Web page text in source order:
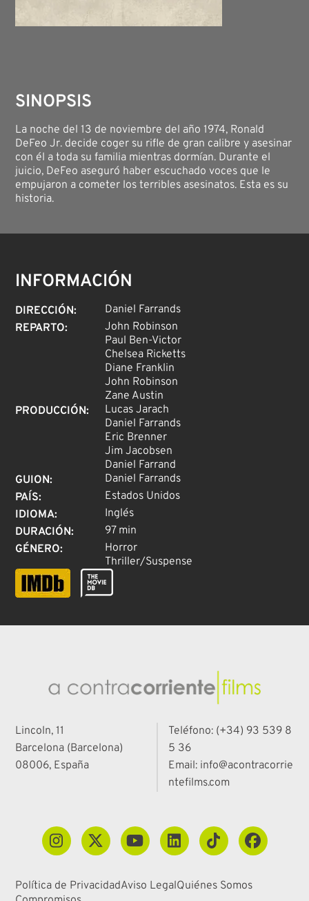
SINOPSIS
La noche del 13 de noviembre del año 1974, Ronald
DeFeo Jr. decide coger su rifle de gran calibre y asesinar
con él a toda su familia mientras dormían. Durante el
juicio, DeFeo aseguró haber escuchado voces que le
empujaron a cometer los terribles asesinatos. Esta es su
historia.
INFORMACIÓN
DIRECCIÓN:
Daniel Farrands
REPARTO:
John Robinson
Paul Ben-Victor
Chelsea Ricketts
Diane Franklin
John Robinson
Zane Austin
PRODUCCIÓN:
Lucas Jarach
Daniel Farrands
Eric Brenner
Jim Jacobsen
Daniel Farrand
GUION:
Daniel Farrands
PAÍS:
Estados Unidos
IDIOMA:
Inglés
DURACIÓN:
97 min
GÉNERO:
Horror
Thriller/Suspense
Lincoln, 11
Barcelona (Barcelona)
08006, España
Teléfono: (+34) 93 539 8
5 36
Email: info@acontracorrie
ntefilms.com
Política de PrivacidadAviso LegalQuiénes Somos